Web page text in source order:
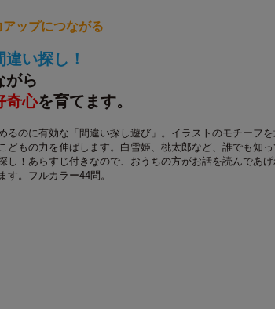
ップにつながる
違い探し！
がら
奇心を育てます。
るのに有効な「間違い探し遊び」。イラストのモチーフ
どもの力を伸ばします。白雪姫、桃太郎など、誰でも知
し！あらすじ付きなので、おうちの方がお話を読んであ
す。フルカラー44問。